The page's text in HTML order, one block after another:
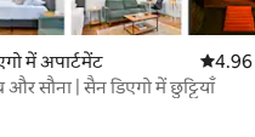
समीक्षाएँ
में अपार्टमेंट औसत4.96
और सौना | सैन डिएगो में छुट्टियाँ